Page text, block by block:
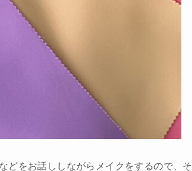
どをお話ししながらメイクをするので、そ